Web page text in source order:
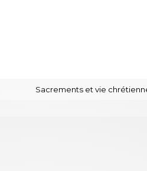
Sacrements et vie